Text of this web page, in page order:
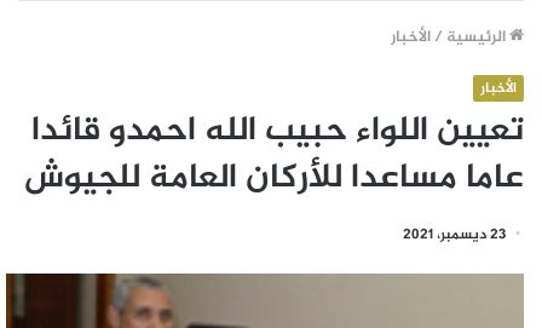
الرئيسية /الأخبار
الأخبار
تعيين اللواء حبيب الله احمدو قائدا
عاما مساعدا للأركان العامة للجيوش
23 ديسمبر، 2021